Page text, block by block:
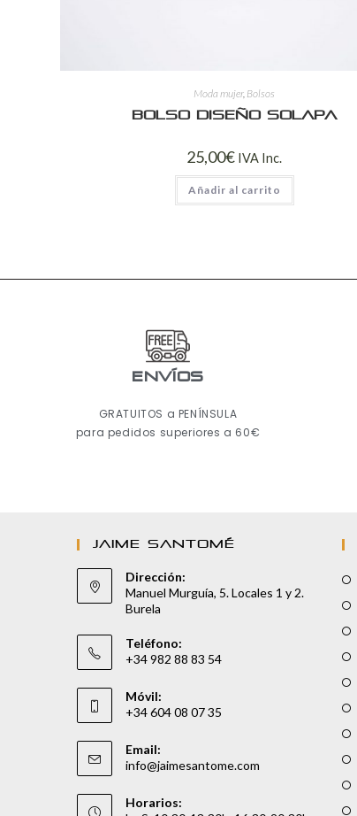
Moda mujer, Bolsos
Bolso diseño solapa
25,00€ IVA Inc.
Añadir al carrito
ENVÍOS
GRATUITOS a PENÍNSULA
para pedidos superiores a 60€
JAIME SANTOMÉ
Dirección:
Manuel Murguía, 5. Locales 1 y 2.
Burela
Teléfono:
+34 982 88 83 54
Móvil:
+34 604 08 07 35
Email:
info@jaimesantome.com
Horarios: